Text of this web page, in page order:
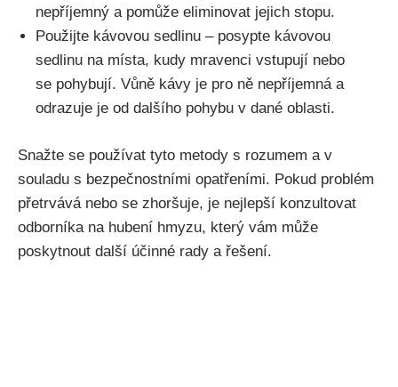
nepříjemný ‍a ⁢pomůže⁤ eliminovat jejich stopu.
Použijte kávovou sedlinu – posypte kávovou
sedlinu na místa, kudy mravenci vstupují nebo
‌se pohybují. Vůně kávy ‌je pro ně nepříjemná a
odrazuje je od dalšího pohybu v dané oblasti.
Snažte se používat tyto metody s rozumem a v
souladu s bezpečnostními opatřeními. Pokud problém
přetrvává nebo se zhoršuje, je​ nejlepší konzultovat
odborníka na hubení hmyzu, který vám může
poskytnout další účinné⁣ rady a⁣ řešení.